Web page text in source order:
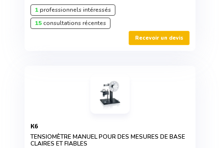
1professionnels intéressés
15consultations récentes
Recevoir un devis
K6
TENSIOMÈTRE MANUEL POUR DES MESURES DE BASE
CLAIRES ET FIABLES